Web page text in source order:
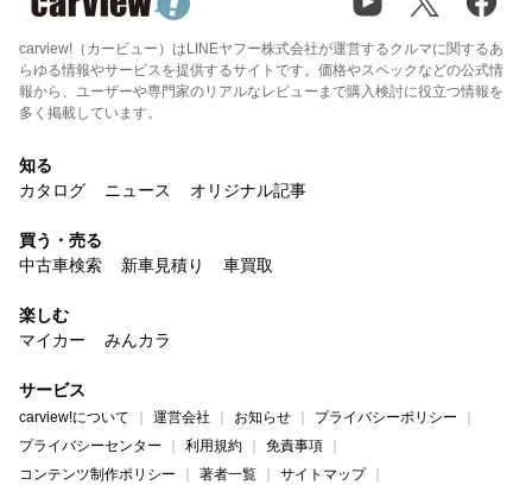
carview!（カービュー）はLINEヤフー株式会社が運営するクルマに関するあ
らゆる情報やサービスを提供するサイトです。価格やスペックなどの公式情
報から、ユーザーや専門家のリアルなレビューまで購入検討に役立つ情報を
多く掲載しています。
知る
カタログ
ニュース オリジナル記事
買う・売る
中古車検索
新車見積り 車買取
楽しむ
マイカー
みんカラ
サービス
carview!について 運営会社 お知らせ
プライバシーポリシー
プライバシーセンター
利用規約
免責事項
コンテンツ制作ポリシー
著者一覧
サイトマップ